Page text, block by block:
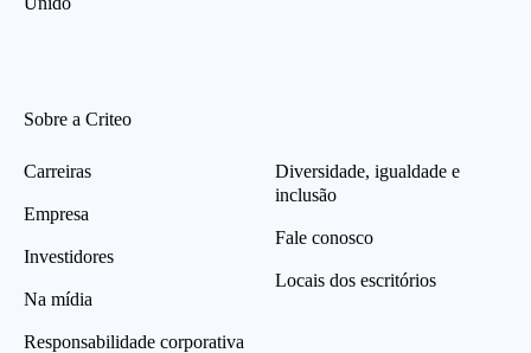
Sobre a Criteo
Carreiras
Empresa
Investidores
Na mídia
Responsabilidade corporativa
Diversidade, igualdade e
inclusão
Fale conosco
Locais dos escritórios